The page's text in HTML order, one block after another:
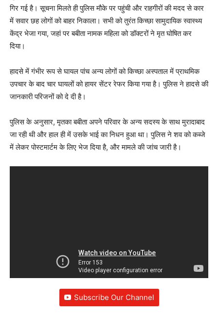
गिर गई है। सूचना मिलते ही पुलिस मौके पर पहुंची और राहगीरों की मदद से कार
में सवार छह लोगों को बाहर निकाला। सभी को तुरंत किच्छा सामुदायिक स्वास्थ्य
केंद्र भेजा गया, जहां पर बबीता नामक महिला को डॉक्टरों ने मृत घोषित कर
दिया।
हादसे में गंभीर रूप से घायल पांच अन्य लोगों को किच्छा अस्पताल में प्राथमिक
उपचार के बाद चार घायलों को हायर सेंटर रेफर किया गया है। पुलिस ने हादसे की
जानकारी परिजनों को दे दी है।
पुलिस के अनुसार, मृतका बबीता अपने परिवार के अन्य सदस्य के साथ मुरादाबाद
जा रही थी और हाल ही में उसके भाई का निधन हुआ था। पुलिस ने शव को कब्जे
में लेकर पोस्टमार्टम के लिए भेज दिया है, और मामले की जांच जारी है।
Subscribe Our Channel